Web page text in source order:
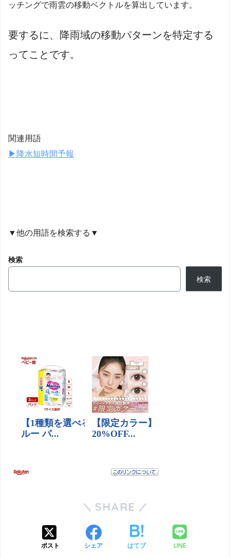
ッチングで雨雲の移動ベクトルを算出しています。
要するに、降雨域の移動パターンを特定する
ってことです。
関連用語
▶︎降水短時間予報
▼他の用語を検索する▼
検索
検索
SHARE
ポスト シェア はてブ LINE